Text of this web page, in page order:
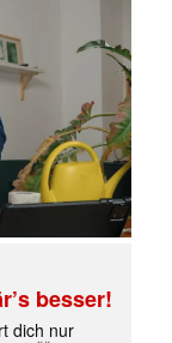
besser!
dich nur